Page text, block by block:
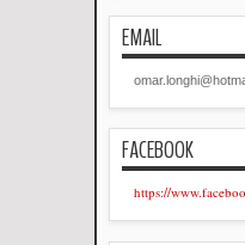
EMAIL
FACEBOOK
https://